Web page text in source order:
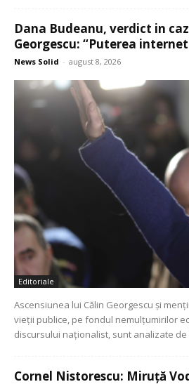
Dana Budeanu, verdict in
Georgescu: “Puterea
News Solid - august 8, 2026
Editoriale
Ascensiunea lui Călin Georgescu și
vieții publice, pe fondul nemulțumirilor
discursului naționalist, sunt analizate de
Cornel Nistorescu: Miruță